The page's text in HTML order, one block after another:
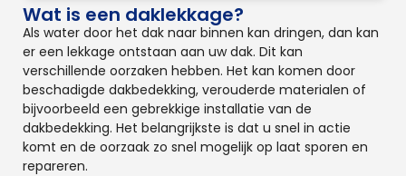
Wat is een daklekkage?
Als water door het dak naar binnen kan dringen, dan kan
er een lekkage ontstaan aan uw dak. Dit kan
verschillende oorzaken hebben. Het kan komen door
beschadigde dakbedekking, verouderde materialen of
bijvoorbeeld een gebrekkige installatie van de
dakbedekking. Het belangrijkste is dat u snel in actie
komt en de oorzaak zo snel mogelijk op laat sporen en
repareren.